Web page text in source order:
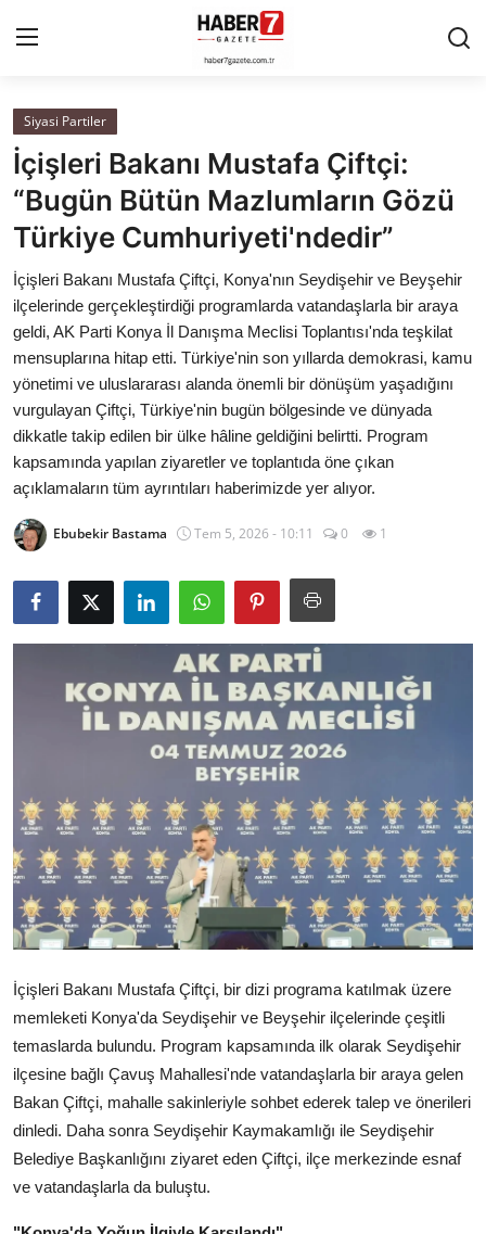
Anasayfa
Cumhurbaşkanlığı
Genel Merkez
Büyükşehir ve İller
Valilikler
Gallery
Bakanlıklar
Kaymakamlıklar
Siyasi Partiler
Mülki İdare
Toplum ve Yaşam
Sivil Toplum Kuruluşları
Kamu Kurumları ve Üst Kurullar
Siyasi Partiler
İçişleri Bakanı Mustafa Çiftçi:
“Bugün Bütün Mazlumların Gözü
Türkiye Cumhuriyeti'ndedir”
İçişleri Bakanı Mustafa Çiftçi, Konya'nın Seydişehir ve Beyşehir
ilçelerinde gerçekleştirdiği programlarda vatandaşlarla bir araya
geldi, AK Parti Konya İl Danışma Meclisi Toplantısı'nda teşkilat
mensuplarına hitap etti. Türkiye'nin son yıllarda demokrasi, kamu
yönetimi ve uluslararası alanda önemli bir dönüşüm yaşadığını
vurgulayan Çiftçi, Türkiye'nin bugün bölgesinde ve dünyada
dikkatle takip edilen bir ülke hâline geldiğini belirtti. Program
kapsamında yapılan ziyaretler ve toplantıda öne çıkan
açıklamaların tüm ayrıntıları haberimizde yer alıyor.
Ebubekir Bastama Tem 5, 2026 - 10:11 0 1
İçişleri Bakanı Mustafa Çiftçi, bir dizi programa katılmak üzere
memleketi Konya'da Seydişehir ve Beyşehir ilçelerinde çeşitli
temaslarda bulundu. Program kapsamında ilk olarak Seydişehir
ilçesine bağlı Çavuş Mahallesi'nde vatandaşlarla bir araya gelen
Bakan Çiftçi, mahalle sakinleriyle sohbet ederek talep ve önerileri
dinledi. Daha sonra Seydişehir Kaymakamlığı ile Seydişehir
Belediye Başkanlığını ziyaret eden Çiftçi, ilçe merkezinde esnaf
ve vatandaşlarla da buluştu.